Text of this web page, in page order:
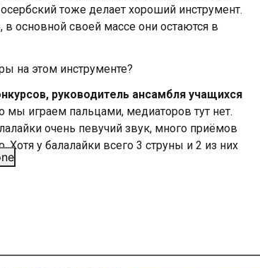
тоже делает хороший инструмент.
основной своей массе они остаются в
на этом инструменте?
руководитель ансамбля учащихся
мы играем пальцами, медиаторов тут нет.
очень певучий звук, много приёмов
Хотя у балалайки всего 3 струны и 2 из них